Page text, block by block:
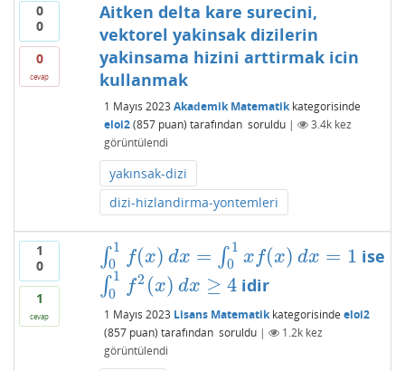
0
0
0
cevap
Aitken delta kare surecini,
vektorel yakinsak dizilerin
yakinsama hizini arttirmak icin
kullanmak
1 Mayıs 2023 Akademik Matematikkategorisinde
eloi2 (857puan) tarafından soruldu | 3.4kkez
görüntülendi
yakınsak-dizi
dizi-hizlandirma-yontemleri
1
0
1
cevap
∫ 1
0
f(x) dx = ∫ 1
0 x f(x) dx = 1
∫01 (x)dx =∫01xf x)d x= 1 ise
∫ 1
0
f2 (x) dx ≥ 4
∫01 2(x)dx ≥4 idir
1 Mayıs 2023 Lisans Matematikkategorisinde eloi2
(857puan) tarafından soruldu | 1.2kkez
görüntülendi